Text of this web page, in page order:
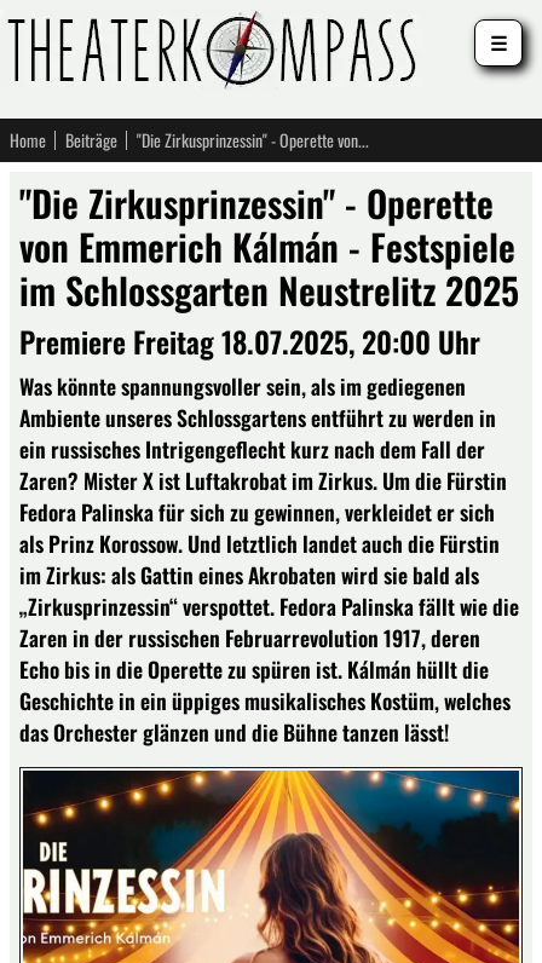
Home Beiträge "Die Zirkusprinzessin" - Operette von Emmerich Kálmán - Festspiele im Schlossgarten Neustrelitz 2025
"Die Zirkusprinzessin" - Operette
von Emmerich Kálmán - Festspiele
im Schlossgarten Neustrelitz 2025
Premiere Freitag 18.07.2025, 20:00 Uhr
Was könnte spannungsvoller sein, als im gediegenen
Ambiente unseres Schlossgartens entführt zu werden in
ein russisches Intrigengeflecht kurz nach dem Fall der
Zaren? Mister X ist Luftakrobat im Zirkus. Um die Fürstin
Fedora Palinska für sich zu gewinnen, verkleidet er sich
als Prinz Korossow. Und letztlich landet auch die Fürstin
im Zirkus: als Gattin eines Akrobaten wird sie bald als
„Zirkusprinzessin“ verspottet. Fedora Palinska fällt wie die
Zaren in der russischen Februarrevolution 1917, deren
Echo bis in die Operette zu spüren ist. Kálmán hüllt die
Geschichte in ein üppiges musikalisches Kostüm, welches
das Orchester glänzen und die Bühne tanzen lässt!
☰